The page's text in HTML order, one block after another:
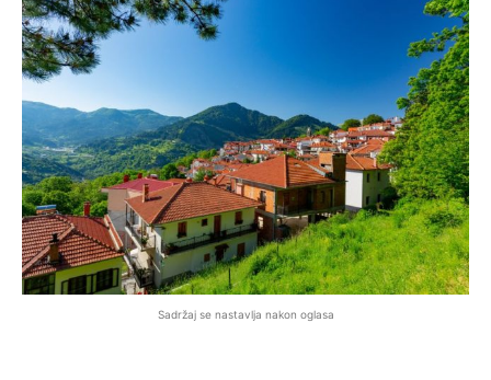
Sadržaj se nastavlja nakon oglasa